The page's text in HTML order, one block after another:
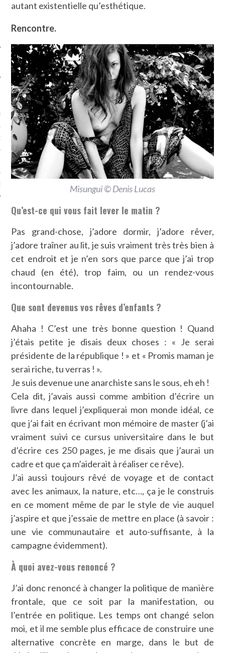
CARAVELLE
CARAVELLE
PODCAST
autant existentielle qu’esthétique.
Rencontre.
Misungui © Denis Lucas
Qu’est-ce qui vous fait lever le matin ?
Pas grand-chose, j’adore dormir, j’adore rêver,
j’adore traîner au lit, je suis vraiment très très bien à
cet endroit et je n’en sors que parce que j’ai trop
chaud (en été), trop faim, ou un rendez-vous
incontournable.
Que sont devenus vos rêves d’enfants ?
Ahaha ! C’est une très bonne question ! Quand
j’étais petite je disais deux choses : « Je serai
présidente de la république ! » et « Promis maman je
serai riche, tu verras ! ».
Je suis devenue une anarchiste sans le sous, eh eh !
Cela dit, j’avais aussi comme ambition d’écrire un
livre dans lequel j’expliquerai mon monde idéal, ce
que j’ai fait en écrivant mon mémoire de master (j’ai
vraiment suivi ce cursus universitaire dans le but
d’écrire ces 250 pages, je me disais que j’aurai un
cadre et que ça m’aiderait à réaliser ce rêve).
J’ai aussi toujours rêvé de voyage et de contact
avec les animaux, la nature, etc…, ça je le construis
en ce moment même de par le style de vie auquel
j’aspire et que j’essaie de mettre en place (à savoir :
une vie communautaire et auto-suffisante, à la
campagne évidemment).
À quoi avez-vous renoncé ?
J’ai donc renoncé à changer la politique de manière
frontale, que ce soit par la manifestation, ou
l’entrée en politique. Les temps ont changé selon
moi, et il me semble plus efficace de construire une
alternative concrète en marge, dans le but de